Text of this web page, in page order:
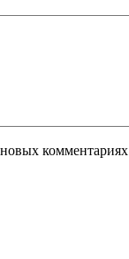
комментариях